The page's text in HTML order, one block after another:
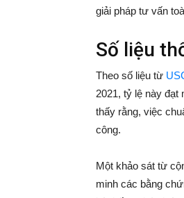
giải pháp tư vấn
Số liệu
Theo số liệu từ
2021, tỷ lệ này đạt
thấy rằng, việc
công.
Một khảo sát từ
minh các bằng